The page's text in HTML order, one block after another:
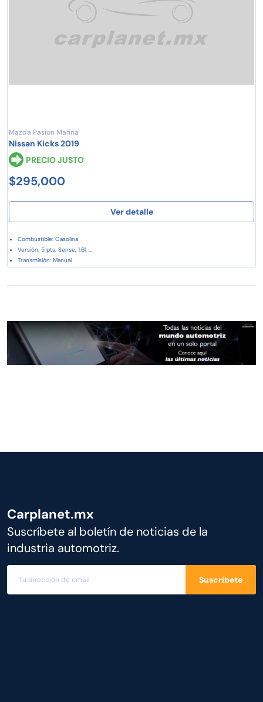
Mazda Pasion Marina
Nissan Kicks 2019
PRECIO JUSTO
$295,000
Ver detalle
Combustible: Gasolina
Versión: 5 pts. Sense, 1.6l, ...
Transmisión: Manual
Carplanet.mx
Suscríbete al boletín de noticias de la
industria automotriz.
Suscríbete